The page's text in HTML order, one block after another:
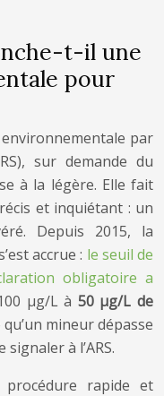
t-il une
pour
environnementale par
sur demande du
à la légère. Elle fait
et inquiétant : un
Depuis 2015, la
accrue : le seuil de
obligatoire a
µg/L à 50 µg/L de
mineur dépasse
à l’ARS.
procédure rapide et